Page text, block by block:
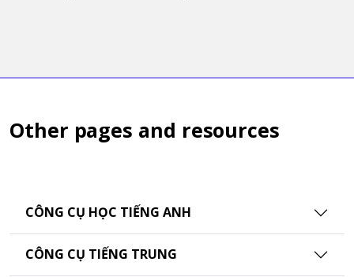
Other pages and resources
CÔNG CỤ HỌC TIẾNG ANH
CÔNG CỤ TIẾNG TRUNG